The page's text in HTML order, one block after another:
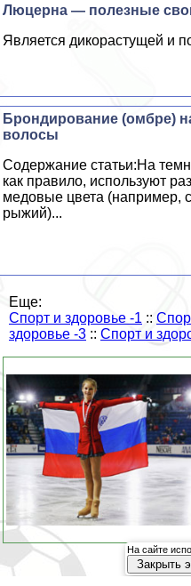
Люцерна — полезные
Является дикорастущей и
Брондирование (омбре)
волосы
Содержание статьи:На
как правило, используют
медовые цвета (например,
рыжий)...
Еще:
Спорт и здоровье -1 ::
здоровье -3 :: Спорт и
На сайте
Закрыть